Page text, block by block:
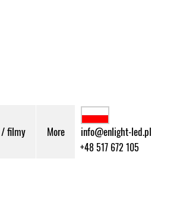
/ filmy More info@enlight-led.pl
+48 517 672 105